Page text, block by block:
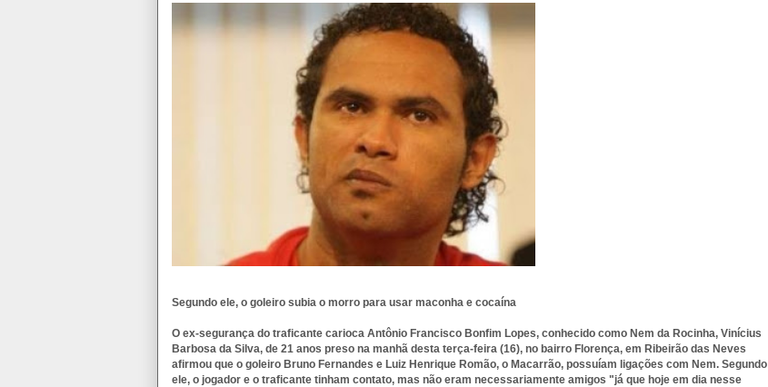
Segundo ele, o goleiro subia o morro para usar maconha e cocaína
O ex-segurança do traficante carioca Antônio Francisco Bonfim Lopes, conhecido como Nem da Rocinha, Vinícius
Barbosa da Silva, de 21 anos preso na manhã desta terça-feira (16), no bairro Florença, em Ribeirão das Neves
afirmou que o goleiro Bruno Fernandes e Luiz Henrique Romão, o Macarrão, possuíam ligações com Nem. Segundo
ele, o jogador e o traficante tinham contato, mas não eram necessariamente amigos "já que hoje em dia nesse